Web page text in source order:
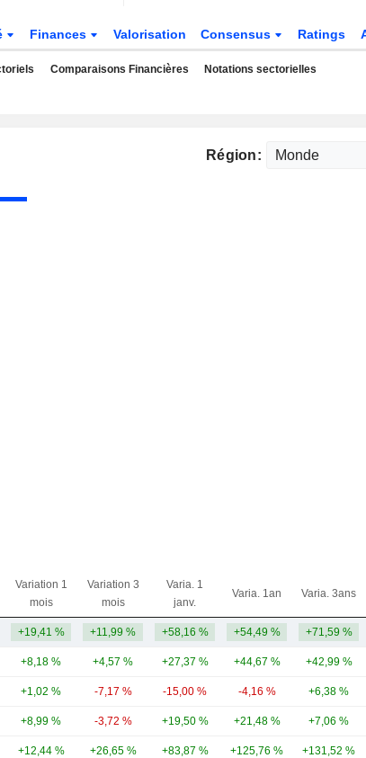
Finances Valorisation Consensus Ratings
Comparaisons Financières Notations sectorielles
Région:
Variation 1
mois
Variation 3
mois
Varia. 1
janv.
Varia. 1an Varia. 3ans
+19,41 % +11,99 % +58,16 % +54,49 % +71,59 %
+8,18 % +4,57 % +27,37 % +44,67 % +42,99 %
+1,02 % -7,17 % -15,00 % -4,16 % +6,38 %
+8,99 % -3,72 % +19,50 % +21,48 % +7,06 %
+12,44 % +26,65 % +83,87 % +125,76 % +131,52 %